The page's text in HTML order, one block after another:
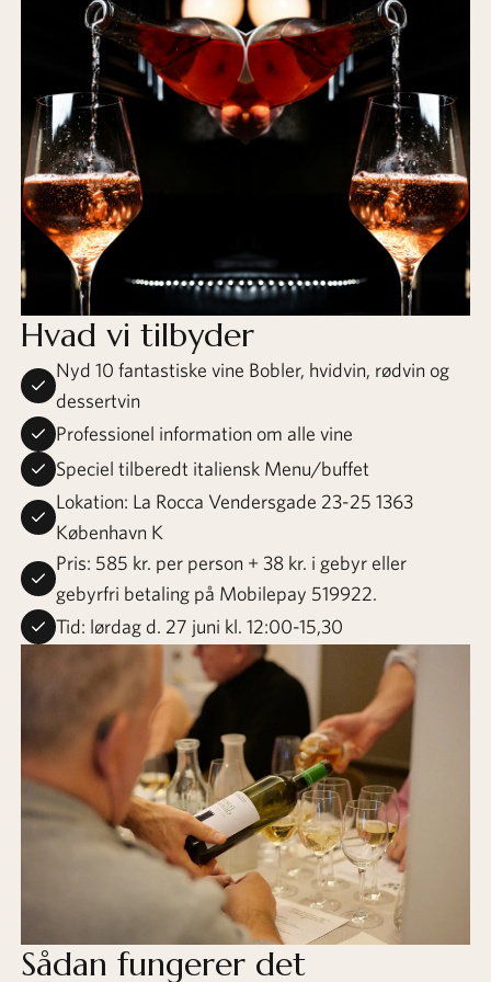
Hvad vi tilbyder
Nyd 10 fantastiske vine Bobler, hvidvin, rødvin og
dessertvin
Professionel information om alle vine
Speciel tilberedt italiensk Menu/buffet
Lokation: La Rocca Vendersgade 23-25 1363
København K
Pris: 585 kr. per person + 38 kr. i gebyr eller
gebyrfri betaling på Mobilepay 519922.
Tid: lørdag d. 27 juni kl. 12:00-15,30
Sådan fungerer det